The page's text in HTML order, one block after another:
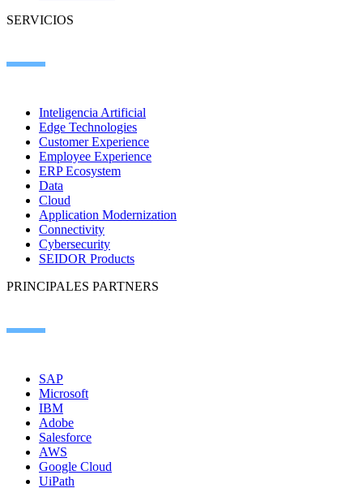
SERVICIOS
Inteligencia Artificial
Edge Technologies
Customer Experience
Employee Experience
ERP Ecosystem
Data
Cloud
Application Modernization
Connectivity
Cybersecurity
SEIDOR Products
PRINCIPALES PARTNERS
SAP
Microsoft
IBM
Adobe
Salesforce
AWS
Google Cloud
UiPath